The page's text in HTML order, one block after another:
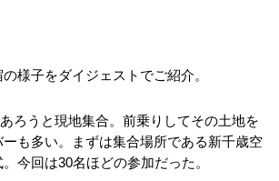
様子をダイジェストでご紹介。
ろうと現地集合。前乗りしてその土地を
も多い。まずは集合場所である新千歳空
今回は30名ほどの参加だった。